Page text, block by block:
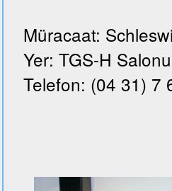
Müracaat:
Yer: TGS-H
Telefon: (04 31) 7